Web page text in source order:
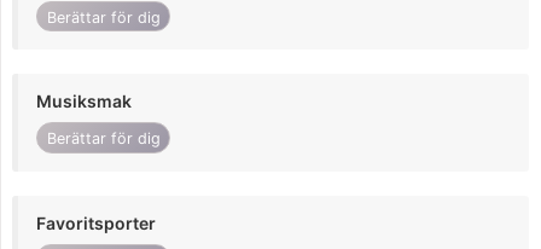
Berättar för dig
Musiksmak
Berättar för dig
Favoritsporter